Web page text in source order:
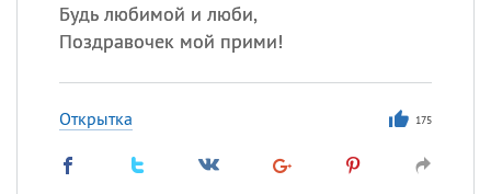
Будь любимой и люби,
Поздравочек мой прими!
Открытка 175